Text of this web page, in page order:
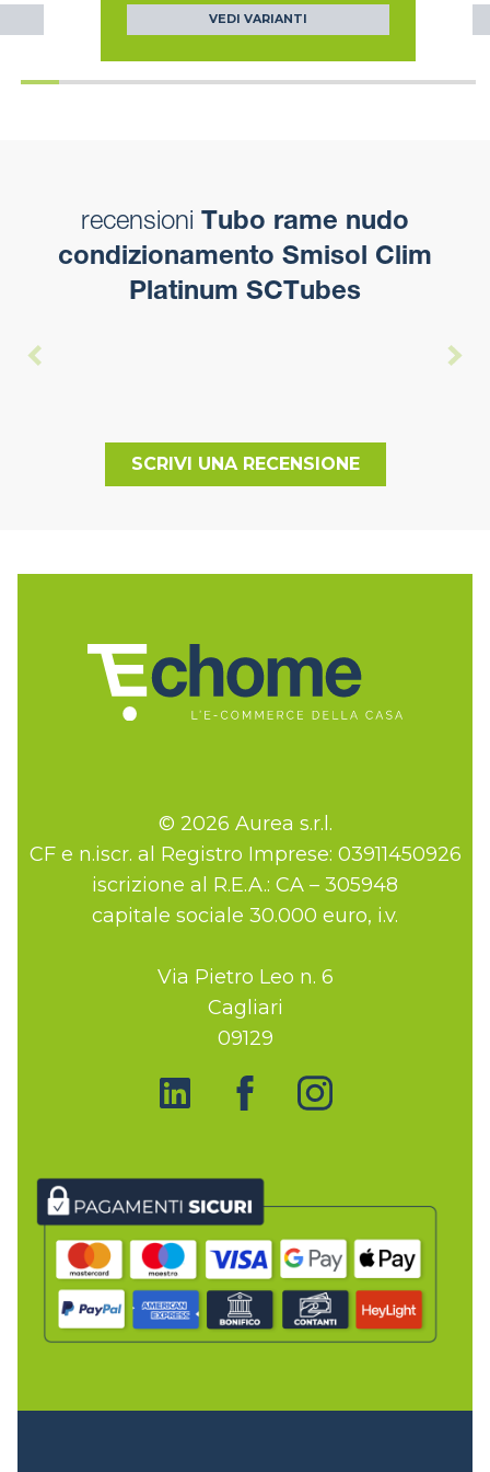
VEDI VARIANTI
recensioni Tubo rame nudo
condizionamento Smisol Clim
Platinum SCTubes
SCRIVI UNA RECENSIONE
© 2026 Aurea s.r.l.
CF e n.iscr. al Registro Imprese: 03911450926
iscrizione al R.E.A.: CA – 305948
capitale sociale 30.000 euro, i.v.
Via Pietro Leo n. 6
Cagliari
09129